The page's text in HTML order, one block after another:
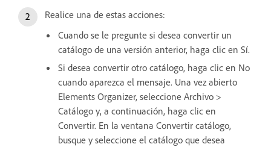
Realice una de estas acciones:
Cuando se le pregunte si desea convertir un
catálogo de una versión anterior, haga clic en Sí.
Si desea convertir otro catálogo, haga clic en No
cuando aparezca el mensaje. Una vez abierto
Elements Organizer, seleccione Archivo >
Catálogo y, a continuación, haga clic en
Convertir. En la ventana Convertir catálogo,
busque y seleccione el catálogo que desea